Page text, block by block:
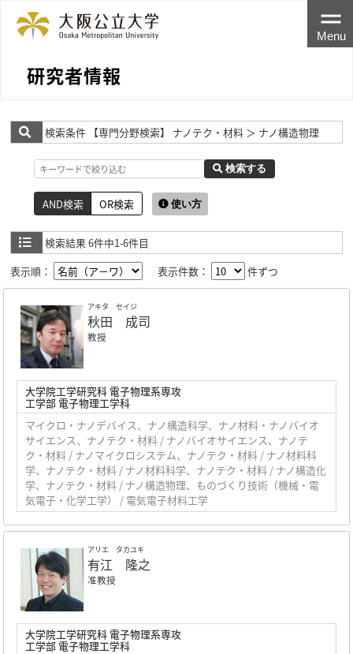
研究者情報
Menu
検索条件 【専門分野検索】 ナノテク・材料 ＞ ナノ構造物理
検索する
AND検索 OR検索 使い方
検索結果 6件中1-6件目
表示順：
表示件数： 件ずつ
アキタ セイジ
秋田 成司
教授
大学院工学研究科 電子物理系専攻
工学部 電子物理工学科
マイクロ・ナノデバイス、ナノ構造科学、ナノ材料・ナノバイオ
サイエンス、ナノテク・材料 / ナノバイオサイエンス、ナノテ
ク・材料 / ナノマイクロシステム、ナノテク・材料 / ナノ材料科
学、ナノテク・材料 / ナノ材料科学、ナノテク・材料 / ナノ構造化
学、ナノテク・材料 / ナノ構造物理、ものづくり技術（機械・電
気電子・化学工学） / 電気電子材料工学
アリエ タカユキ
有江 隆之
准教授
大学院工学研究科 電子物理系専攻
工学部 電子物理工学科